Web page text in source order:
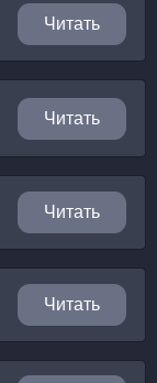
Читать
Читать
Читать
Читать